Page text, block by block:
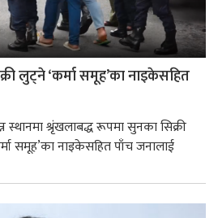
लुट्ने ‘कर्मा समूह’का नाइकेसहित
स्थानमा श्रृंखलाबद्ध रूपमा सुनका सिक्री
समूह’का नाइकेसहित पाँच जनालाई